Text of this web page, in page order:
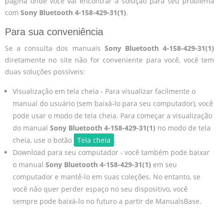
com Sony Bluetooth 4-158-429-31(1).
Para sua conveniência
Se a consulta dos manuais Sony Bluetooth 4-158-429-31(1)
diretamente no site não for conveniente para você, você tem
duas soluções possíveis:
Visualização em tela cheia - Para visualizar facilmente o
manual do usuário (sem baixá-lo para seu computador), você
pode usar o modo de tela cheia. Para começar a visualização
do manual Sony Bluetooth 4-158-429-31(1) no modo de tela
cheia, use o botão Tela cheia .
Download para seu computador - você também pode baixar
o manual Sony Bluetooth 4-158-429-31(1) em seu
computador e mantê-lo em suas coleções. No entanto, se
você não quer perder espaço no seu dispositivo, você
sempre pode baixá-lo no futuro a partir de ManualsBase.